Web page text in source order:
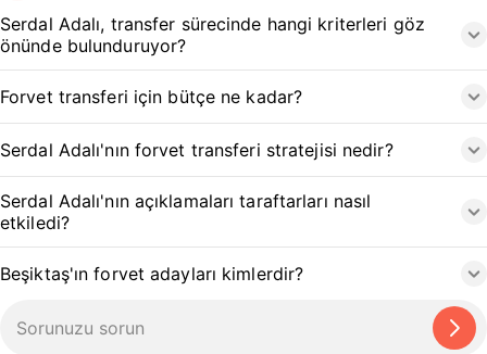
Serdal Adalı, transfer sürecinde hangi kriterleri göz
önünde bulunduruyor?
Forvet transferi için bütçe ne kadar?
Serdal Adalı'nın forvet transferi stratejisi nedir?
Serdal Adalı'nın açıklamaları taraftarları nasıl
etkiledi?
Beşiktaş'ın forvet adayları kimlerdir?